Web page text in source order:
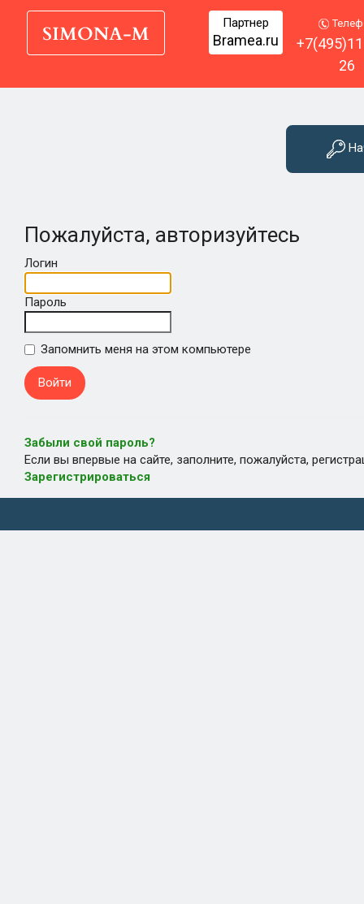
Партнер
Bramea.ru
26
Пожалуйста, авторизуйтесь
Логин
Пароль
Запомнить меня на этом компьютере
Забыли свой пароль?
Если вы впервые на сайте, заполните, пожалуйста,
Зарегистрироваться